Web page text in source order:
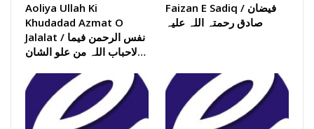
Aoliya Ullah Ki
Khudadad Azmat O
Jalalat / نفس الرحمن فیما
لاحباب اللہ من علو الشان…
Faizan E Sadiq / فیضان
صادق رحمتہ اللہ علیہ